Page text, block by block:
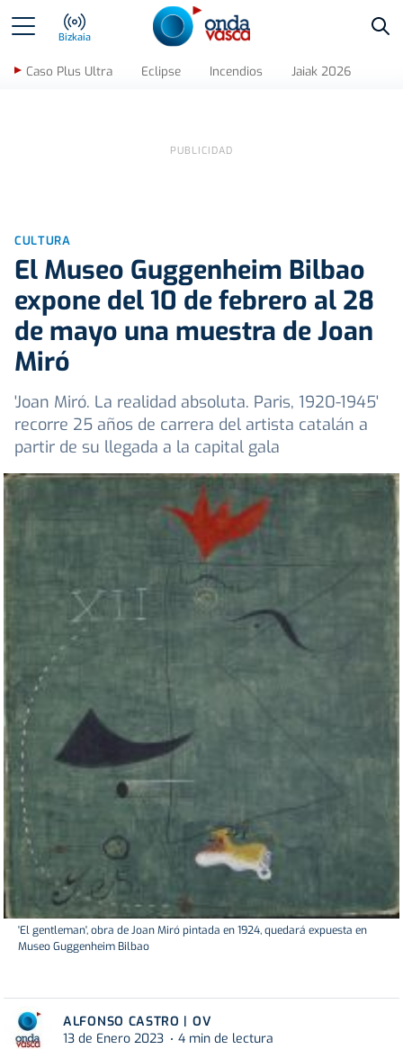
Bizkaia
Caso Plus Ultra Eclipse Incendios Jaiak 2026
CULTURA
El Museo Guggenheim Bilbao
expone del 10 de febrero al 28
de mayo una muestra de Joan
Miró
'Joan Miró. La realidad absoluta. Paris, 1920-1945'
recorre 25 años de carrera del artista catalán a
partir de su llegada a la capital gala
'El gentleman', obra de Joan Miró pintada en 1924, quedará expuesta en
Museo Guggenheim Bilbao
ALFONSO CASTRO | OV
13 de Enero 2023
4 min de lectura